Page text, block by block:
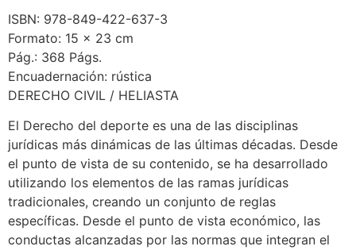
ISBN: 978-849-422-637-3
Formato: 15 x 23 cm
Pág.: 368 Págs.
Encuadernación: rústica
DERECHO CIVIL / HELIASTA
El Derecho del deporte es una de las disciplinas
jurídicas más dinámicas de las últimas décadas. Desde
el punto de vista de su contenido, se ha desarrollado
utilizando los elementos de las ramas jurídicas
tradicionales, creando un conjunto de reglas
específicas. Desde el punto de vista económico, las
conductas alcanzadas por las normas que integran el